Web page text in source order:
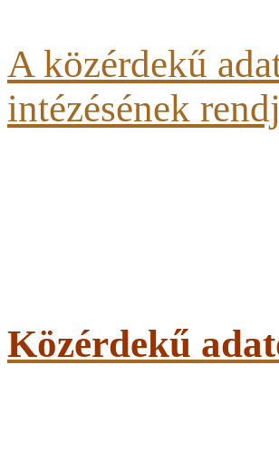
A közérdekű
intézésének
Közérdekű